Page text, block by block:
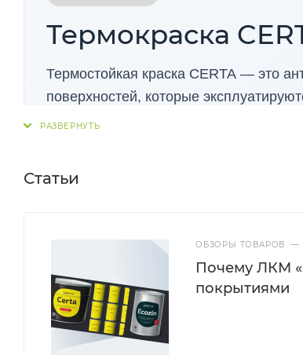
Термокраска
Термостойкая краска CERTA — это
поверхностей, которые
коррозии и гарантирует долговечность
Термостойкость: до 400°C
Время полного высыхания:24 часа
Растворитель: Растворитель CERTA
Межслойная сушка:
Статьи
ОБЗОРЫ ТОВАРОВ —
Почему ЛКМ
покрытиями